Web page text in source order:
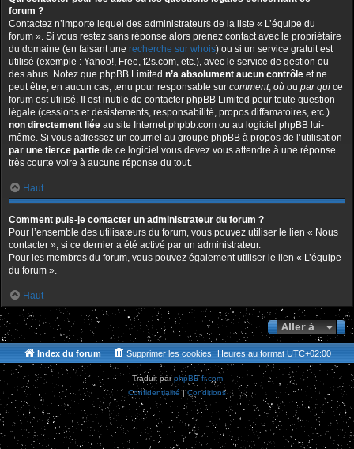
forum ?
Contactez n’importe lequel des administrateurs de la liste « L’équipe du
forum ». Si vous restez sans réponse alors prenez contact avec le propriétaire
du domaine (en faisant une recherche sur whois) ou si un service gratuit est
utilisé (exemple : Yahoo!, Free, f2s.com, etc.), avec le service de gestion ou
des abus. Notez que phpBB Limited n’a absolument aucun contrôle et ne
peut être, en aucun cas, tenu pour responsable sur comment, où ou par qui ce
forum est utilisé. Il est inutile de contacter phpBB Limited pour toute question
légale (cessions et désistements, responsabilité, propos diffamatoires, etc.)
non directement liée au site Internet phpbb.com ou au logiciel phpBB lui-
même. Si vous adressez un courriel au groupe phpBB à propos de l’utilisation
par une tierce partie de ce logiciel vous devez vous attendre à une réponse
très courte voire à aucune réponse du tout.
Haut
Comment puis-je contacter un administrateur du forum ?
Pour l’ensemble des utilisateurs du forum, vous pouvez utiliser le lien « Nous
contacter », si ce dernier a été activé par un administrateur.
Pour les membres du forum, vous pouvez également utiliser le lien « L’équipe
du forum ».
Haut
Aller à
Index du forum Heures au format UTC+02:00
Supprimer les cookies
Traduit parphpBB-fr.com
Confidentialité|Conditions